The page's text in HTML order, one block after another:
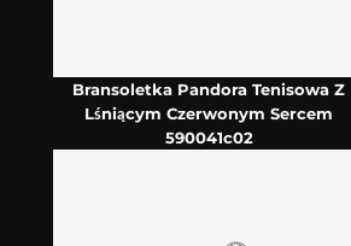
Bransoletka Pandora Tenisowa Z
Lśniącym Czerwonym Sercem
590041c02